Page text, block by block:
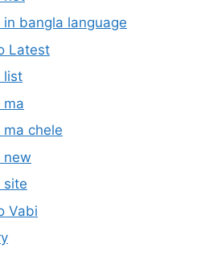
bangla language
Latest
list
ma
chele
new
site
Vabi